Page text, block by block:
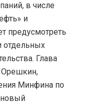
в числе
и
предусмотреть
отдельных
Глава
Минфина по